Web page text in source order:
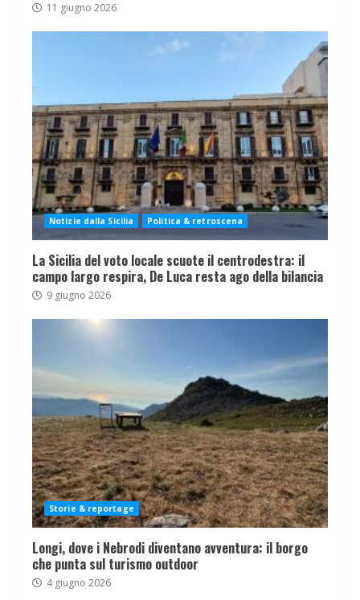
11 giugno 2026
Notizie dalla Sicilia Politica & retroscena
La Sicilia del voto locale scuote il centrodestra: il
campo largo respira, De Luca resta ago della bilancia
9 giugno 2026
Storie & reportage
Longi, dove i Nebrodi diventano avventura: il borgo
che punta sul turismo outdoor
4 giugno 2026